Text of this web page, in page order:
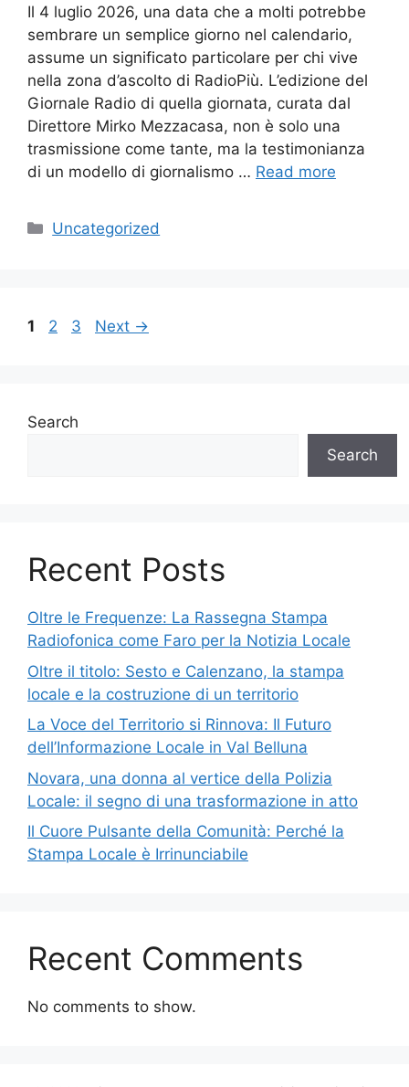
Il 4 luglio 2026, una data che a molti potrebbe
sembrare un semplice giorno nel calendario,
assume un significato particolare per chi vive
nella zona d’ascolto di RadioPiù. L’edizione del
Giornale Radio di quella giornata, curata dal
Direttore Mirko Mezzacasa, non è solo una
trasmissione come tante, ma la testimonianza
di un modello di giornalismo … Read more
Categories
Uncategorized
Page
1 Page
2 Page
3 Next →
Search
Search
Recent Posts
Oltre le Frequenze: La Rassegna Stampa
Radiofonica come Faro per la Notizia Locale
Oltre il titolo: Sesto e Calenzano, la stampa
locale e la costruzione di un territorio
La Voce del Territorio si Rinnova: Il Futuro
dell’Informazione Locale in Val Belluna
Novara, una donna al vertice della Polizia
Locale: il segno di una trasformazione in atto
Il Cuore Pulsante della Comunità: Perché la
Stampa Locale è Irrinunciabile
Recent Comments
No comments to show.